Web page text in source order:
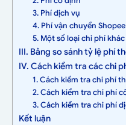
3. Phí dịch vụ
4. Phí vận chuyển Shopee
5. Một số loại chi phí khác
III. Bảng so sánh tỷ lệ phí
IV. Cách kiểm tra các chi
1. Cách kiểm tra chi phí
2. Cách kiểm tra chi phí
3. Cách kiểm tra chi phí
Kết luận